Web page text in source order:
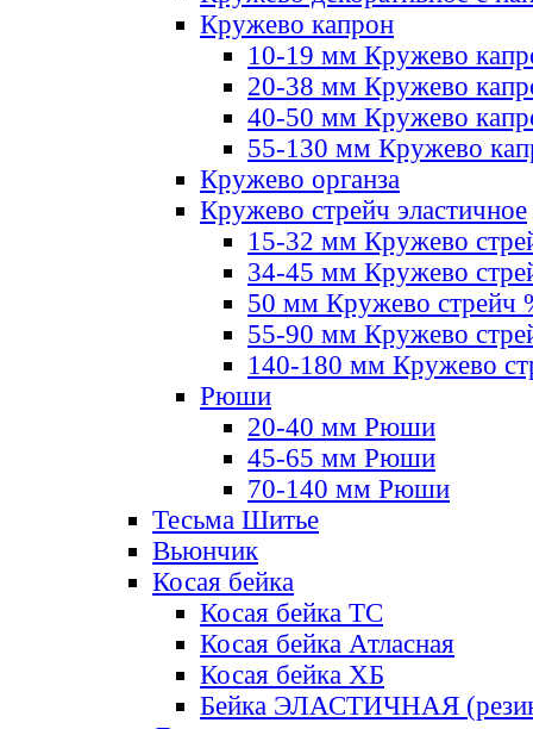
Кружево капрон
10-19 мм Кружево
20-38 мм Кружево
40-50 мм Кружево
55-130 мм Кружево
Кружево органза
Кружево стрейч эластичное
15-32 мм Кружево
34-45 мм Кружево
50 мм Кружево стрейч
55-90 мм Кружево
140-180 мм Кружево
Рюши
20-40 мм Рюши
45-65 мм Рюши
70-140 мм Рюши
Тесьма Шитье
Вьюнчик
Косая бейка
Косая бейка ТС
Косая бейка Атласная
Косая бейка ХБ
Бейка ЭЛАСТИЧНАЯ